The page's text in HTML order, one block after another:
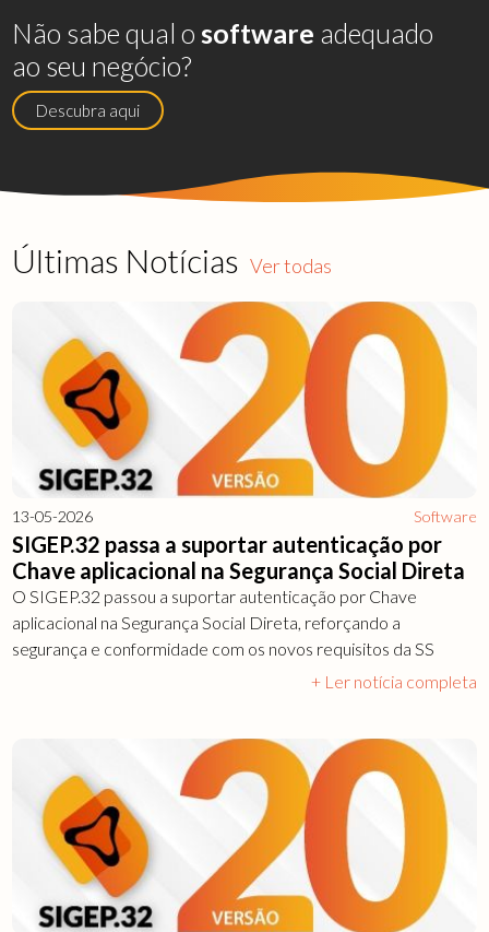
Não sabe qual osoftware adequado
ao seu negócio?
Descubra aqui
Últimas Notícias Ver todas
13-05-2026 Software
SIGEP.32 passa a suportar autenticação por
Chave aplicacional na Segurança Social Direta
O SIGEP.32 passou a suportar autenticação por Chave
aplicacional na Segurança Social Direta, reforçando a
segurança e conformidade com os novos requisitos da SS
+ Ler notícia completa